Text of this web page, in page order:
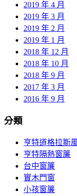
2019 年 4 月
2019 年 3 月
2019 年 2 月
2019 年 1 月
2018 年 12 月
2018 年 10 月
2018 年 9 月
2017 年 3 月
2016 年 9 月
分類
亨特道格拉斯
亨特隔熱窗簾
台中窗簾
實木門窗
小孩窗簾